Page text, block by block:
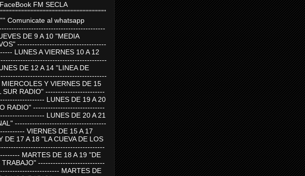
FM SECLA
Comunicate al whatsapp
DE 9 A 10 "MEDIA
------------------------------------
LUNES A VIERNES 10 A 12
DE 12 A 14 "LINEA DE
Y VIERNES DE 15
SUR RADIO" ------------------------
LUNES DE 19 A 20
RADIO" -----------------------------
LUNES DE 20 A 21
-------------------------------------
VIERNES DE 15 A 17
DE 17 A 18 "LA CUEVA DE LOS
MARTES DE 18 A 19 "DE
TRABAJO" ---------------------------
MARTES DE